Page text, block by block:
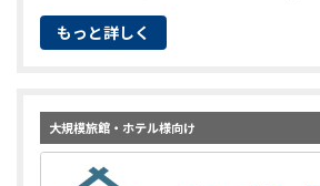
もっと詳しく
大規模旅館・ホテル様向け